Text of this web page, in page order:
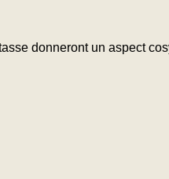
donneront un aspect